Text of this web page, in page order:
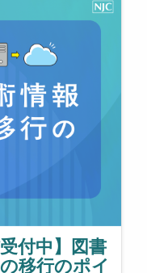
付中】図書
移行のポイ